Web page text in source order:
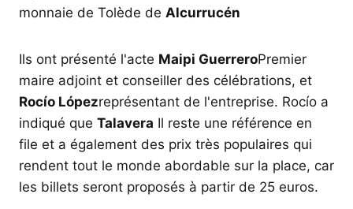
monnaie de Tolède de Alcurrucén
Ils ont présenté l'acte Maipi GuerreroPremier
maire adjoint et conseiller des célébrations, et
Rocío Lópezreprésentant de l'entreprise. Rocío a
indiqué que Talavera Il reste une référence en
file et a également des prix très populaires qui
rendent tout le monde abordable sur la place, car
les billets seront proposés à partir de 25 euros.